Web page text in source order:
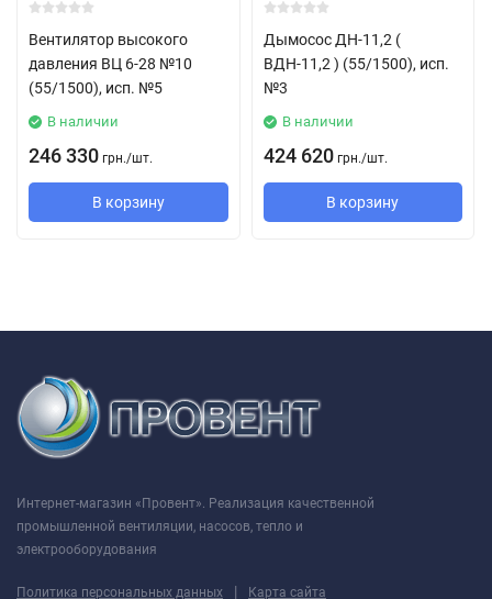
из нержавеющей стали
из разнородных металлов
Применяются ВЦ 14-46 №8 (55/1000 ВЗ)
для других санитарно-производственных целей
Положение корпуса вентилятора
Вид со стороны всасывания
Вентилятор высокого
давления ВЦ 6-28 №10
(55/1500), исп. №5
В наличии
246 330 грн./шт.
В корзину
Дымосос ДН-11,2 (
ВДН-11,2 ) (55/1500), исп.
№3
В наличии
424 620 грн./шт.
В корзину
Интернет-магазин «Провент». Реализация качественной
промышленной вентиляции, насосов, тепло и
электрооборудования
Политика персональных данных | Карта сайта